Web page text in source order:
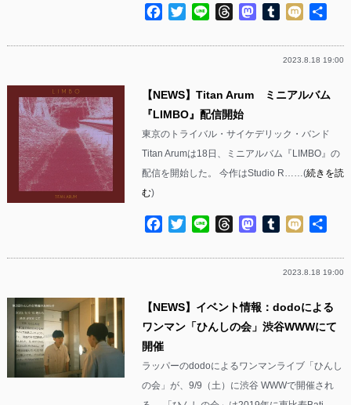
Facebook
TwitterLine ThreadsMastodon
Tumblr
Mixi
2023.8.18 19:00
【NEWS】Titan Arum ミニアルバム
『LIMBO』配信開始
東京のトライバル・サイケデリック・バンド
Titan Arumは18日、ミニアルバム『LIMBO』の
配信を開始した。 今作はStudio R……(続きを読
む)
Facebook
TwitterLine ThreadsMastodon
Tumblr
Mixi
2023.8.18 19:00
【NEWS】イベント情報：dodoによる
ワンマン「ひんしの会」渋谷WWWにて
開催
ラッパーのdodoによるワンマンライブ「ひんし
の会」が、9/9（土）に渋谷 WWWで開催され